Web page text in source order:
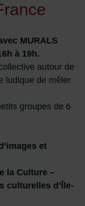
MURALS
à 19h.
autour de
ludique de mêler
groupes de 6
et
la Culture –
culturelles d’Île-